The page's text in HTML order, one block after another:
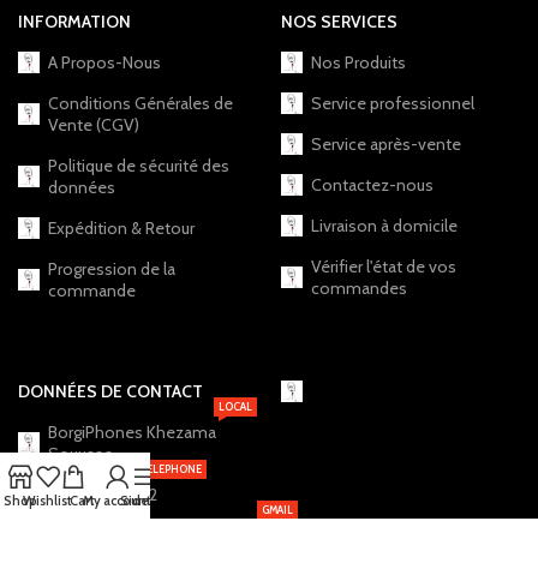
INFORMATION
A Propos-Nous
Conditions Générales de
Vente (CGV)
Politique de sécurité des
données
Expédition & Retour
Progression de la
commande
NOS SERVICES
Nos Produits
Service professionnel
Service après-vente
Contactez-nous
Livraison à domicile
Vérifier l'état de vos
commandes
DONNÉES DE CONTACT
BorgiPhones Khezama
Souusse
LOCAL
+216 20 12 19 22
TELEPHONE
GMAIL
ShopWishlistCartMy account
Sidebar